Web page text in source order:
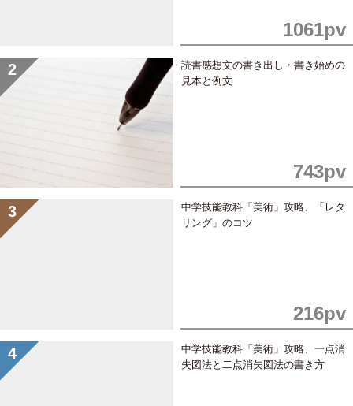
1061pv
読書感想文の書き出し・書き始めの
見本と例文
743pv
中学技能教科「美術」攻略、「レタ
リング」のコツ
216pv
中学技能教科「美術」攻略、一点消
失図法と二点消失図法の書き方